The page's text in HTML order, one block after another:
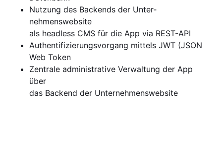
Nutzung des Backends der Unter­
nehmenswebsite
als headless CMS für die App via REST-API
Authentifizierungsvorgang mittels JWT (JSON
Web Token
Zentrale administrative Verwaltung der App
über
das Backend der Unter­nehmenswebsite